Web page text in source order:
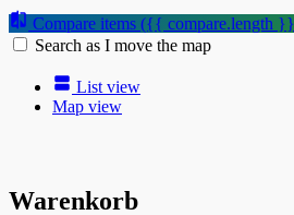
Compare items ({{ compare.length
Search as I move the map
List view
Map view
Warenkorb